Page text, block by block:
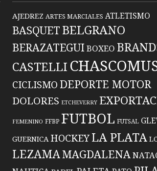
AJEDREZ ARTES MARCIALES ATLETISMO
BASQUET BELGRANO
BERAZATEGUIBOXEO
CASTELLI
CICLISMO DEPORTE MOTOR
DOLORES ETCHEVERRY
FEMENINO FFBP FUTBOL FUTSAL
GUERNICA HOCKEYLA PLATA
LEZAMAMAGDALENA